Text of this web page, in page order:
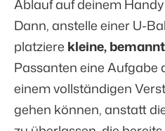
Ablauf auf deinem
Dann, anstelle einer U-
platziere kleine,
Passanten eine
einem vollständigen
gehen können, anstatt